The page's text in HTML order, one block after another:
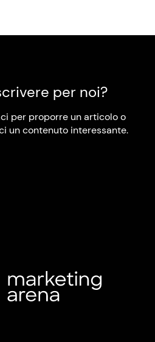
per noi?
per proporre un articolo o
un contenuto interessante.